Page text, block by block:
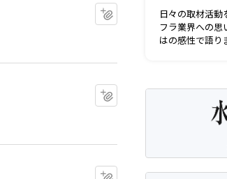
マイクリップに追加
マイクリップに追加
マイクリップに追加
日々の取材活動
フラ業界への思
はの感性で語り